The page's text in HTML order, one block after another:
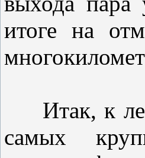
итоге на
Итак, к
самых